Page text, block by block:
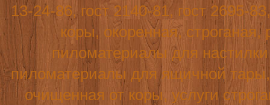
13-24-86, гост 2140-81, гост 2695-
коры, окоренная,
пиломатериалы для
пиломатериалы для ящичной
очищенная от коры, услуги